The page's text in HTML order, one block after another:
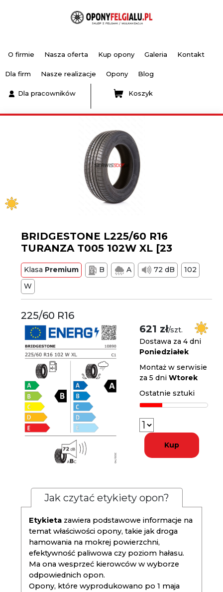
O firmie Nasza oferta Kup opony Galeria Kontakt
Dla firm Nasze realizacje Opony Blog
Dla pracowników Koszyk
BRIDGESTONE L225/60 R16
TURANZA T005 102W XL [23
Klasa Premium B A 72 dB
102
W
225/60 R16
621 zł/szt.
Dostawa za 4 dni
Poniedziałek
Montaż w serwisie
za 5 dniWtorek
Ostatnie sztuki
Kup
Jak czytać etykiety opon?
Etykieta zawiera podstawowe informacje na
temat właściwości opony, takie jak droga
hamowania na mokrej powierzchni,
efektywność paliwowa czy poziom hałasu.
Ma ona wesprzeć kierowców w wyborze
odpowiednich opon.
Opony, które wyprodukowano po 1 maja